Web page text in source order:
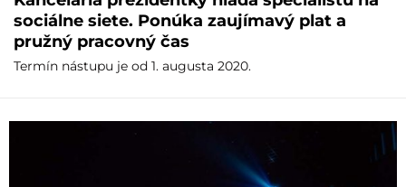
sociálne siete. Ponúka zaujímavý plat a
pružný pracovný čas
Termín nástupu je od 1. augusta 2020.